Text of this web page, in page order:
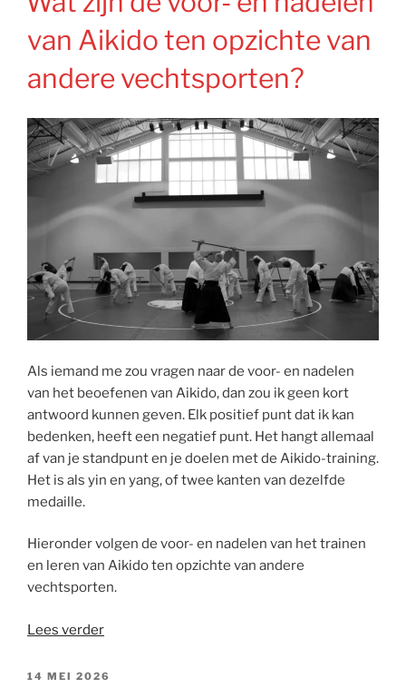
en
de
voordelen
ervan”
van Aikido ten opzichte van
andere vechtsporten?
Als iemand me zou vragen naar de voor- en nadelen
van het beoefenen van Aikido, dan zou ik geen kort
antwoord kunnen geven. Elk positief punt dat ik kan
bedenken, heeft een negatief punt. Het hangt allemaal
af van je standpunt en je doelen met de Aikido-training.
Het is als yin en yang, of twee kanten van dezelfde
medaille.
Hieronder volgen de voor- en nadelen van het trainen
en leren van Aikido ten opzichte van andere
vechtsporten.
Lees verder“Wat
de
GEPLAATST
14 MEI 2026